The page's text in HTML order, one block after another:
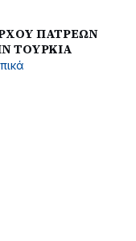
ΠΑΤΡΕΩΝ
ΤΟΥΡΚΙΑ